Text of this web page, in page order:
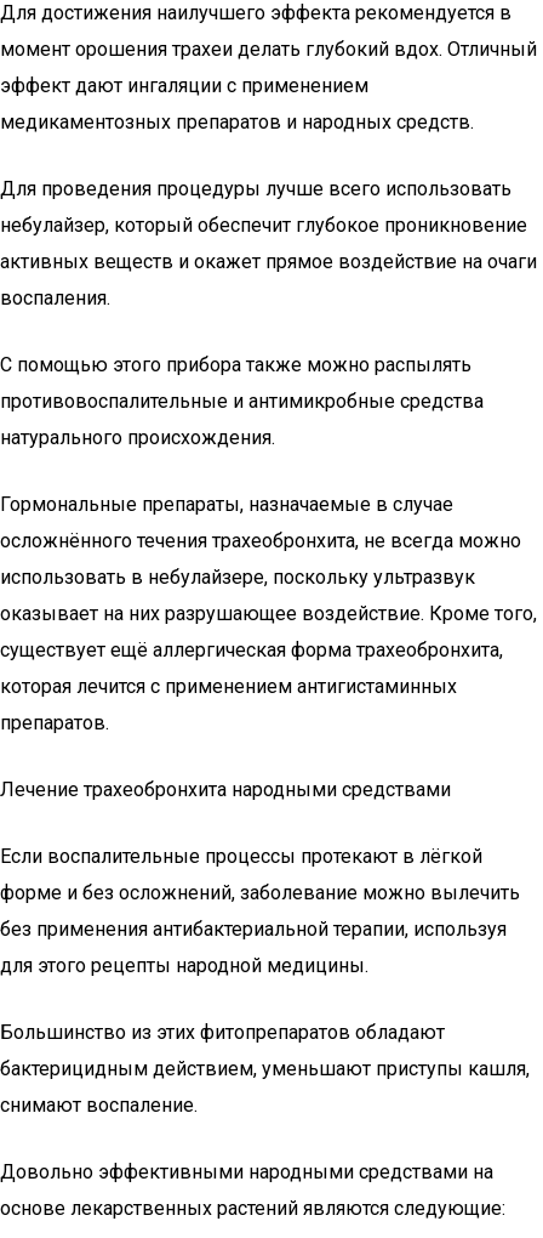
Для достижения наилучшего эффекта рекомендуется в
момент орошения трахеи делать глубокий вдох. Отличный
эффект дают ингаляции с применением
медикаментозных препаратов и народных средств.
Для проведения процедуры лучше всего использовать
небулайзер, который обеспечит глубокое проникновение
активных веществ и окажет прямое воздействие на очаги
воспаления.
С помощью этого прибора также можно распылять
противовоспалительные и антимикробные средства
натурального происхождения.
Гормональные препараты, назначаемые в случае
осложнённого течения трахеобронхита, не всегда можно
использовать в небулайзере, поскольку ультразвук
оказывает на них разрушающее воздействие. Кроме того,
существует ещё аллергическая форма трахеобронхита,
которая лечится с применением антигистаминных
препаратов.
Лечение трахеобронхита народными средствами
Если воспалительные процессы протекают в лёгкой
форме и без осложнений, заболевание можно вылечить
без применения антибактериальной терапии, используя
для этого рецепты народной медицины.
Большинство из этих фитопрепаратов обладают
бактерицидным действием, уменьшают приступы кашля,
снимают воспаление.
Довольно эффективными народными средствами на
основе лекарственных растений являются следующие: